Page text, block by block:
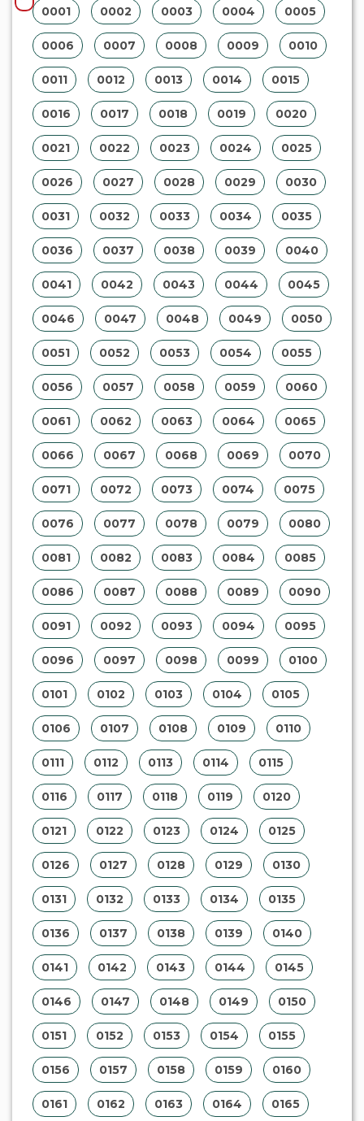
0001 0002 0003 0004 0005
0006 0007 0008 0009 0010
0011 0012 0013 0014 0015
0016 0017 0018 0019 0020
0021 0022 0023 0024 0025
0026 0027 0028 0029 0030
0031 0032 0033 0034 0035
0036 0037 0038 0039 0040
0041 0042 0043 0044 0045
0046 0047 0048 0049 0050
0051 0052 0053 0054 0055
0056 0057 0058 0059 0060
0061 0062 0063 0064 0065
0066 0067 0068 0069 0070
0071 0072 0073 0074 0075
0076 0077 0078 0079 0080
0081 0082 0083 0084 0085
0086 0087 0088 0089 0090
0091 0092 0093 0094 0095
0096 0097 0098 0099 0100
0101 0102 0103 0104 0105
0106 0107 0108 0109 0110
0111 0112 0113 0114 0115
0116 0117 0118 0119 0120
0121 0122 0123 0124 0125
0126 0127 0128 0129 0130
0131 0132 0133 0134 0135
0136 0137 0138 0139 0140
0141 0142 0143 0144 0145
0146 0147 0148 0149 0150
0151 0152 0153 0154 0155
0156 0157 0158 0159 0160
0161 0162 0163 0164 0165